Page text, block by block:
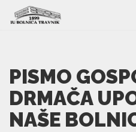
PISMO
DRMAČA
NAŠE